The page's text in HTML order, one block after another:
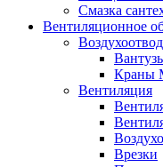
Смазка
Вентиляционное
Краны
Вентиляция
Врезки